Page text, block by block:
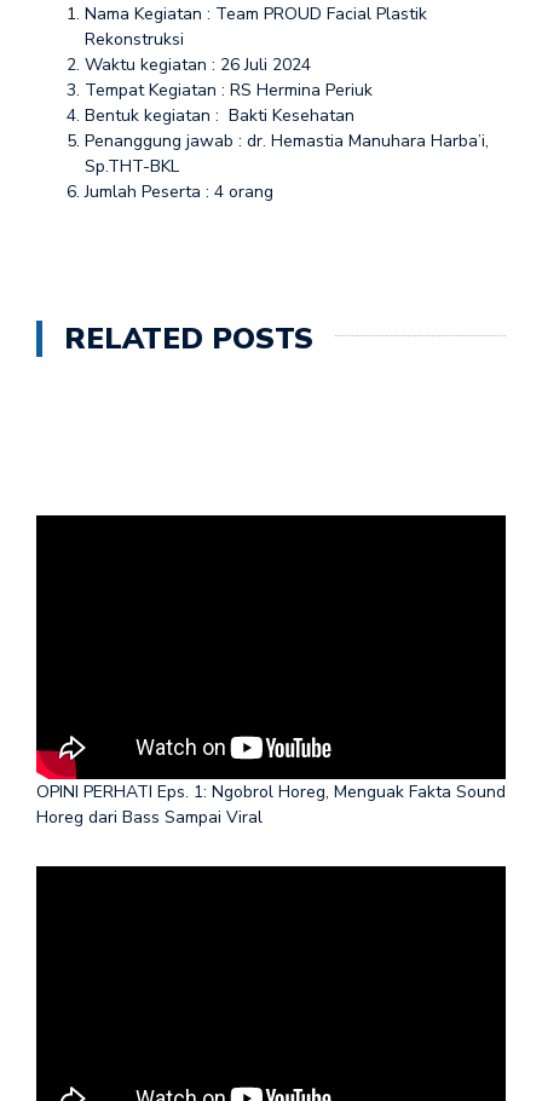
Nama Kegiatan : Team PROUD Facial Plastik
Rekonstruksi
Waktu kegiatan : 26 Juli 2024
Tempat Kegiatan : RS Hermina Periuk
Bentuk kegiatan : Bakti Kesehatan
Penanggung jawab : dr. Hemastia Manuhara Harba’i,
Sp.THT-BKL
Jumlah Peserta : 4 orang
RELATED POSTS
OPINI PERHATI Eps. 1: Ngobrol Horeg, Menguak Fakta Sound
Horeg dari Bass Sampai Viral